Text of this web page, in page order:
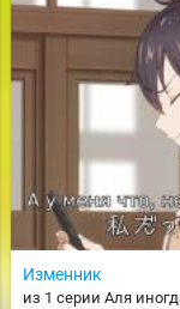
Изменник
из 1 серии Аля